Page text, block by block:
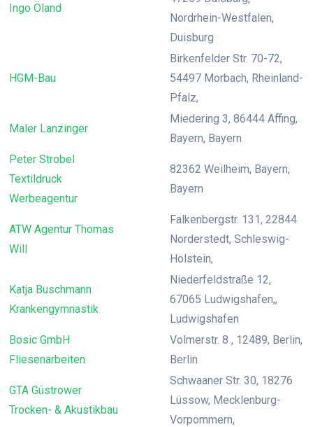
Ingo Öland
Nordrhein-Westfalen,
Duisburg
HGM-Bau
Birkenfelder Str. 70-72,
54497 Morbach, Rheinland-
Pfalz,
Maler Lanzinger
Miedering 3, 86444 Affing,
Bayern, Bayern
Peter Strobel
Textildruck
Werbeagentur
82362 Weilheim, Bayern,
Bayern
ATW Agentur Thomas
Will
Falkenbergstr. 131, 22844
Norderstedt, Schleswig-
Holstein,
Katja Buschmann
Krankengymnastik
Niederfeldstraße 12,
67065 Ludwigshafen,,
Ludwigshafen
Bosic GmbH
Fliesenarbeiten
Volmerstr. 8 , 12489, Berlin,
Berlin
GTA Güstrower
Trocken- & Akustikbau
Schwaaner Str. 30, 18276
Lüssow, Mecklenburg-
Vorpommern,